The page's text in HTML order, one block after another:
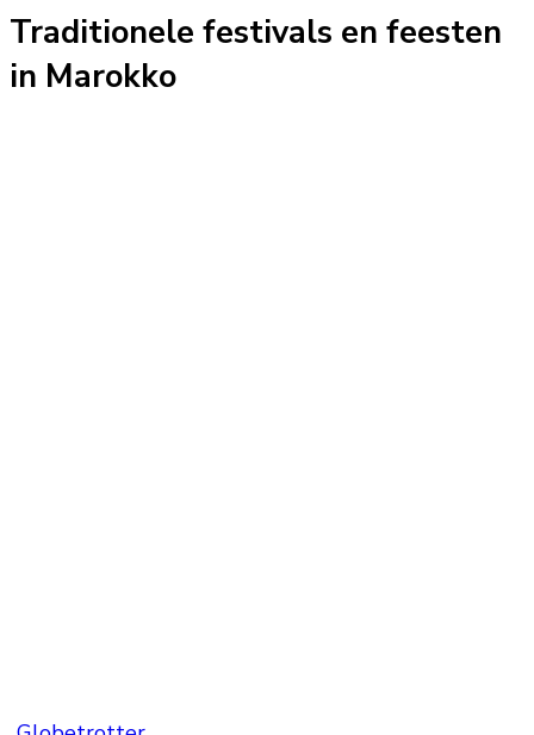
Traditionele festivals en feesten
in Marokko